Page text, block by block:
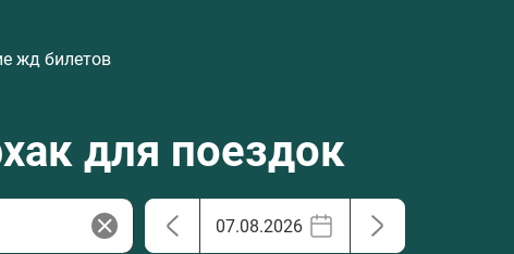
жд билетов
для поездок